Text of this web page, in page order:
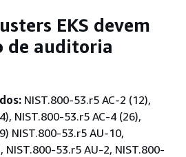
EKS devem
de auditoria
NIST.800-53.r5 AC-2 (12),
NIST.800-53.r5 AC-4 (26),
NIST.800-53.r5 AU-10,
NIST.800-53.r5 AU-2, NIST.800-